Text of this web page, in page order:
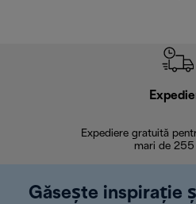
Expediere gratuită
mari de 255
Găsește inspirație